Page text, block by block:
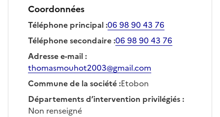
Coordonnées
Téléphone principal:06 98 90 43 76
Téléphone secondaire:06 98 90 43 76
Adresse e-mail:
thomasmouhot2003@gmail.com
Commune de la société:Etobon
Départements d’intervention privilégiés:
Non renseigné